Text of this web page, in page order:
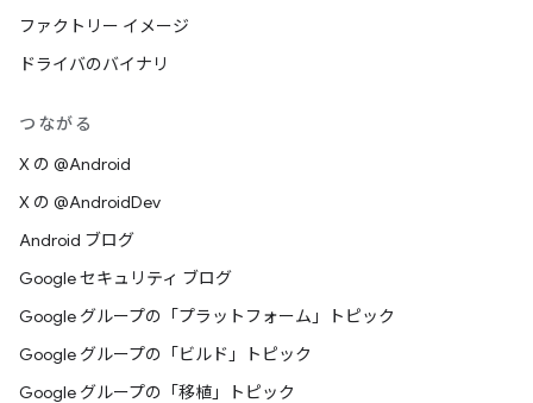
ファクトリー イメージ
ドライバのバイナリ
つながる
X の @Android
X の @AndroidDev
Android ブログ
Google セキュリティ ブログ
Google グループの「プラットフォーム」トピック
Google グループの「ビルド」トピック
Google グループの「移植」トピック